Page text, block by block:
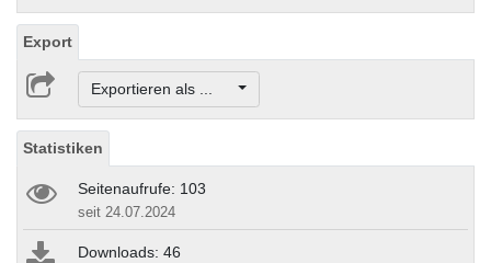
Export
Exportieren als ...
Statistiken
Seitenaufrufe: 103
seit 24.07.2024
Downloads: 46